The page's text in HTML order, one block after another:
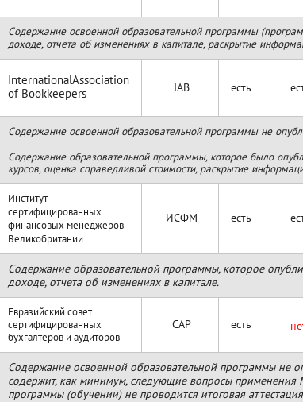
Содержание освоенной образовательной программы
доходе, отчета об изменениях в капитале, раскрытие
InternationalAssociation
of Bookkeepers
IAB есть
Содержание освоенной образовательной программы не
Содержание образовательной программы, которое было
курсов, оценка справедливой стоимости, раскрытие
Институт
сертифицированных
финансовых менеджеров
Великобритании
ИСФМ есть
Cодержание образовательной программы, которое
доходе, отчета об изменениях в капитале.
Евразийский совет
сертифицированных
бухгалтеров и аудиторов
CAP есть
Содержание освоенной образовательной программы не
содержит, как минимум, следующие вопросы применения
программы (обучении) не проводится итоговая